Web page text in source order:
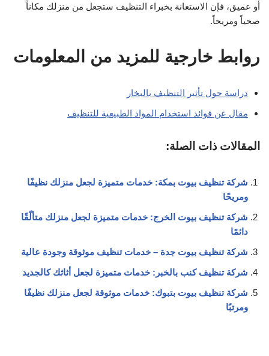
أو عميق، فإن الاستعانة بخبراء التنظيف ستجعل من منزلك مكاناً
صحياً ومريحاً.
روابط خارجية للمزيد من المعلومات
دراسة حول تأثير التنظيف بالبخار
مقال عن فوائد استخدام المواد الطبيعية للتنظيف
المقالات ذات الصلة:
شركة تنظيف بيوت بمكة: خدمات متميزة لجعل منزلك نظيفًا
ومريحًا
شركة تنظيف بيوت الخرج: خدمات متميزة لجعل منزلك متألّقًا
دائمًا
شركة تنظيف بيوت جدة – خدمات تنظيف موثوقة وجودة عالية
شركة تنظيف كنب بالخبر: خدمات متميزة لجعل أثاثك كالجديد
شركة تنظيف بيوت بتبوك: خدمات موثوقة لجعل منزلك نظيفًا
ومرتبًا